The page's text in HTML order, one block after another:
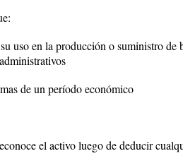
uso en la producción o suministro
de un período económico
el activo luego de deducir